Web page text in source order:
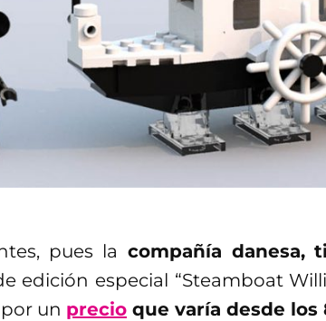
pues la compañía danesa,
edición especial “Steamboat
por un precio que varía desde los